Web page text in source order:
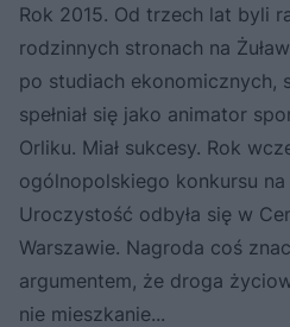
Rok 2015. Od trzech lat byli
rodzinnych stronach na
po studiach ekonomicznych,
spełniał się jako animator
Orliku. Miał sukcesy. Rok
ogólnopolskiego konkursu na
Uroczystość odbyła się w
Warszawie. Nagroda coś
argumentem, że droga
nie mieszkanie...